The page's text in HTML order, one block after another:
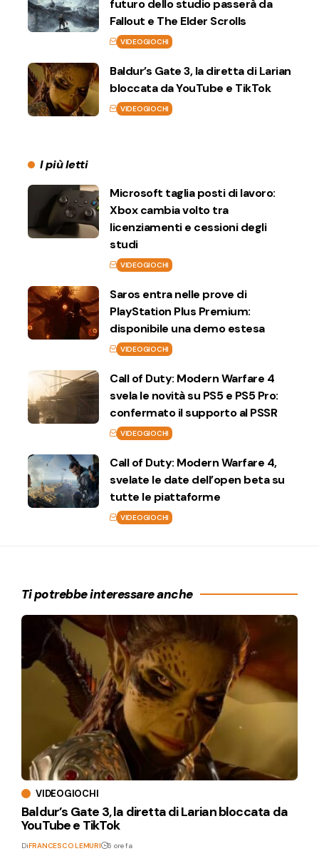
futuro dello studio passerà da
Fallout e The Elder Scrolls
VIDEOGIOCHI
Baldur’s Gate 3, la diretta di Larian
bloccata da YouTube e TikTok
VIDEOGIOCHI
I più letti
Microsoft taglia posti di lavoro:
Xbox cambia volto tra
licenziamenti e cessioni degli
studi
VIDEOGIOCHI
Saros entra nelle prove di
PlayStation Plus Premium:
disponibile una demo estesa
VIDEOGIOCHI
Call of Duty: Modern Warfare 4
svela le novità su PS5 e PS5 Pro:
confermato il supporto al PSSR
VIDEOGIOCHI
Call of Duty: Modern Warfare 4,
svelate le date dell’open beta su
tutte le piattaforme
VIDEOGIOCHI
Ti potrebbe interessare anche
VIDEOGIOCHI
Baldur’s Gate 3, la diretta di Larian bloccata da
YouTube e TikTok
DiFRANCESCO LEMURI 6 ore fa